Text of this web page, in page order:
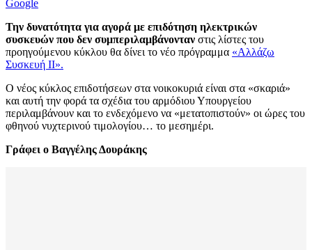
Google
Την δυνατότητα για αγορά με επιδότηση ηλεκτρικών
συσκευών που δεν συμπεριλαμβάνονταν στις λίστες του
προηγούμενου κύκλου θα δίνει το νέο πρόγραμμα «Αλλάζω
Συσκευή ΙΙ».
Ο νέος κύκλος επιδοτήσεων στα νοικοκυριά είναι στα «σκαριά»
και αυτή την φορά τα σχέδια του αρμόδιου Υπουργείου
περιλαμβάνουν και το ενδεχόμενο να «μετατοπιστούν» οι ώρες του
φθηνού νυχτερινού τιμολογίου… το μεσημέρι.
Γράφει ο Βαγγέλης Δουράκης